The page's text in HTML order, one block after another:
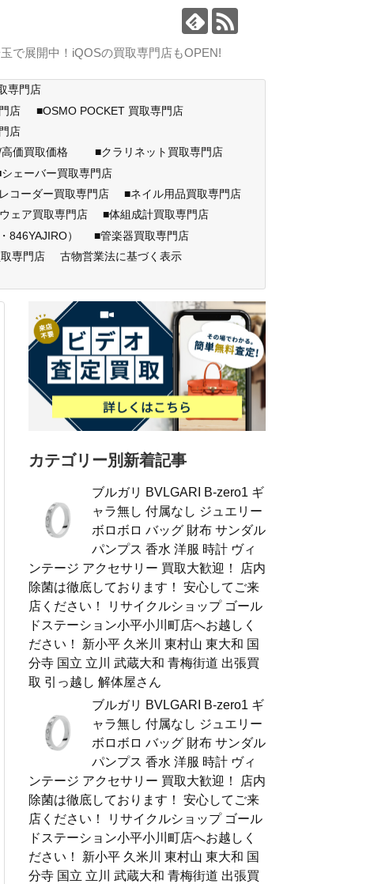
で展開中！iQOSの買取専門店もOPEN!
専門店
店
■OSMO POCKET 買取専門店
門店
高価買取価格
■クラリネット買取専門店
ェーバー買取専門店
コーダー買取専門店
■ネイル用品買取専門店
ェア買取専門店
■体組成計買取専門店
846YAJIRO）
■管楽器買取専門店
専門店
古物営業法に基づく表示
カテゴリー別新着記事
ブルガリ BVLGARI B-zero1 ギ
ャラ無し 付属なし ジュエリー
ボロボロ バッグ 財布 サンダル
パンプス 香水 洋服 時計 ヴィ
ンテージ アクセサリー 買取大歓迎！ 店内
除菌は徹底しております！ 安心してご来
店ください！ リサイクルショップ ゴール
ドステーション小平小川町店へお越しく
ださい！ 新小平 久米川 東村山 東大和 国
分寺 国立 立川 武蔵大和 青梅街道 出張買
取 引っ越し 解体屋さん
ブルガリ BVLGARI B-zero1 ギ
ャラ無し 付属なし ジュエリー
ボロボロ バッグ 財布 サンダル
パンプス 香水 洋服 時計 ヴィ
ンテージ アクセサリー 買取大歓迎！ 店内
除菌は徹底しております！ 安心してご来
店ください！ リサイクルショップ ゴール
ドステーション小平小川町店へお越しく
ださい！ 新小平 久米川 東村山 東大和 国
分寺 国立 立川 武蔵大和 青梅街道 出張買